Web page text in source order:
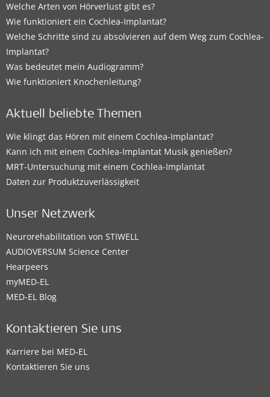
Welche Arten von Hörverlust gibt es?
Wie funktioniert ein Cochlea-Implantat?
Welche Schritte sind zu absolvieren auf dem Weg zum Cochlea-
Implantat?
Was bedeutet mein Audiogramm?
Wie funktioniert Knochenleitung?
Aktuell beliebte Themen
Wie klingt das Hören mit einem Cochlea-Implantat?
Kann ich mit einem Cochlea-Implantat Musik genießen?
MRT-Untersuchung mit einem Cochlea-Implantat
Daten zur Produktzuverlässigkeit
Unser Netzwerk
Neurorehabilitation von STIWELL
AUDIOVERSUM Science Center
Hearpeers
myMED‑EL
MED-EL Blog
Kontaktieren Sie uns
Karriere bei MED-EL
Kontaktieren Sie uns